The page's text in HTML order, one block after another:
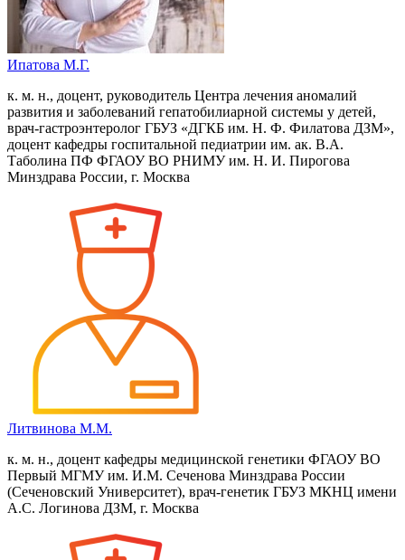
Ипатова М.Г.
к. м. н., доцент, руководитель Центра лечения аномалий
развития и заболеваний гепатобилиарной системы у детей,
врач-гастроэнтеролог ГБУЗ «ДГКБ им. Н. Ф. Филатова ДЗМ»,
доцент кафедры госпитальной педиатрии им. ак. В.А.
Таболина ПФ ФГАОУ ВО РНИМУ им. Н. И. Пирогова
Минздрава России, г. Москва
Литвинова М.М.
к. м. н., доцент кафедры медицинской генетики ФГАОУ ВО
Первый МГМУ им. И.М. Сеченова Минздрава России
(Сеченовский Университет), врач-генетик ГБУЗ МКНЦ имени
А.С. Логинова ДЗМ, г. Москва